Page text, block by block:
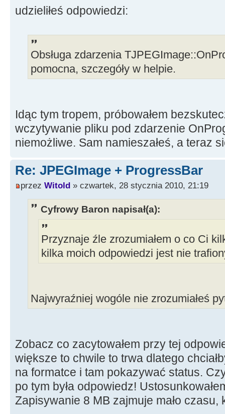
udzieliłeś odpowiedzi:
Obsługa zdarzenia
pomocna, szczegóły w helpie.
Idąc tym tropem, próbowałem
wczytywanie pliku pod zdarzenie
niemożliwe. Sam namieszałeś, a teraz
Re: JPEGImage + ProgressBar
przez Witold » czwartek, 28 stycznia 2010, 21:19
Cyfrowy Baron napisał(a):
Przyznaje źle zrozumiałem o co Ci
kilka moich odpowiedzi jest nie
Najwyraźniej wogóle nie zrozumiałeś
Zobacz co zacytowałem przy tej
większe to chwile to trwa dlatego
na formatce i tam pokazywać status.
po tym była odpowiedz!
Zapisywanie 8 MB zajmuje mało